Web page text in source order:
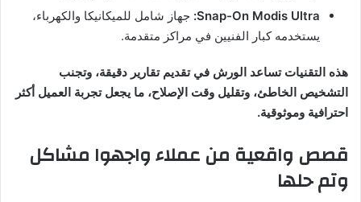
Snap-On Modis Ultra: جهاز شامل للميكانيكا والكهرباء،
يستخدمه كبار الفنيين في مراكز متقدمة.
هذه التقنيات تساعد الورش في تقديم تقارير دقيقة، وتجنب
التشخيص الخاطئ، وتقليل وقت الإصلاح، ما يجعل تجربة العميل أكثر
احترافية وموثوقية.
قصص واقعية من عملاء واجهوا مشاكل
وتم حلها